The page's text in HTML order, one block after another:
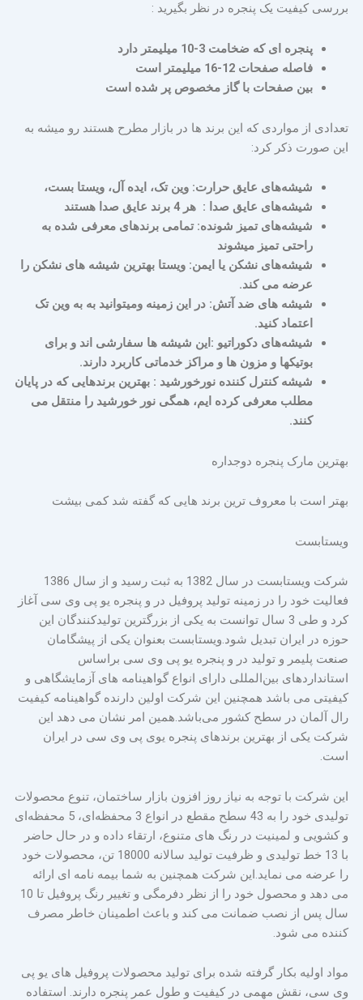
بررسی کیفیت یک پنجره در نظر بگیرید :
پنجره ای که ضخامت 3-10 میلیمتر دارد
فاصله صفحات 12-16 میلیمتر است
بین صفحات با گاز مخصوص پر شده است
تعدادی از مواردی که این برند ها در بازار مطرح هستند رو میشه به
این صورت ذکر کرد:
شیشه‌های عایق حرارت: وین تک، ایده آل، ویستا بست،
شیشه‌های عایق صدا : هر 4 برند عایق صدا هستند
شیشه‌های تمیز شونده: تمامی برندهای معرفی شده به
راحتی تمیز میشوند
شیشه‌های نشکن یا ایمن: ویستا بهترین شیشه های نشکن را
عرضه می کند.
شیشه های ضد آتش: در این زمینه ومیتوانید به به وین تک
اعتماد کنید.
شیشه‌های دکوراتیو :این شیشه ها سفارشی اند و برای
بوتیکها و مزون ها و مراکز خدماتی کاربرد دارند.
شیشه کنترل کننده نورخورشید : بهترین برندهایی که در پایان
مطلب معرفی کرده ایم، همگی نور خورشید را منتقل می
کنند.
بهترین مارک پنجره دوجداره
بهتر است با معروف ترین برند هایی که گفته شد کمی بیشت
ویستابست
شرکت ویستابست در سال 1382 به ثبت رسید و از سال 1386
فعالیت خود را در زمینه تولید پروفیل در و پنجره یو پی وی سی آغاز
کرد و طی 3 سال توانست به یکی از بزرگترین تولیدکنندگان این
حوزه در ایران تبدیل شود.ویستابست بعنوان یکی از پیشگامان
صنعت پلیمر و تولید در و پنجره یو‌‌‌‌‌‌ پی ‌وی‌ سی براساس
استانداردهای بین‌المللی دارای انواع گواهینامه های آزمایشگاهی و
کیفیتی می باشد همچنین این شرکت اولین دارنده گواهینامه کیفیت
رال آلمان در سطح کشور می‌باشد.همین امر نشان می دهد این
شرکت یکی از بهترین برندهای پنجره یوی پی وی سی در ایران
است.
این شرکت با توجه به نیاز روز افزون بازار ساختمان، تنوع محصولات
تولیدی خود را به 43 سطح مقطع در انواع 3 محفظه‌ای، 5 محفظه‌ای
و کشویی و لمینیت در رنگ های متنوع، ارتقاء داده و در حال حاضر
با 13 خط تولیدی و ظرفیت تولید سالانه 18000 تن، محصولات خود
را عرضه می نماید.این شرکت همچنین به شما بیمه نامه ای ارائه
می دهد و محصول خود را از نظر دفرمگی و تغییر رنگ پروفیل تا 10
سال پس از نصب ضمانت می کند و باعث اطمینان خاطر مصرف
کننده می شود.
مواد اولیه بکار گرفته شده برای تولید محصولات پروفیل های یو پی
وی سی، نقش مهمی در کیفیت و طول عمر پنجره دارند. استفاده